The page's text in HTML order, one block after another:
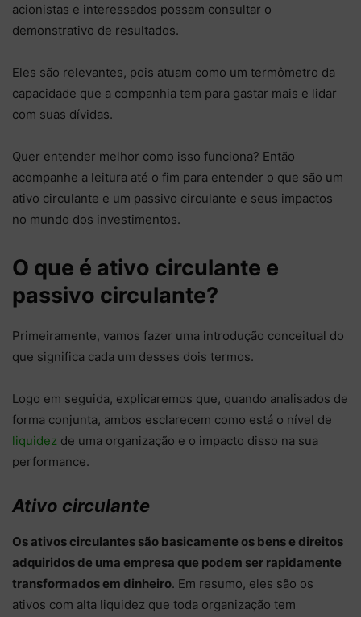
acionistas e interessados possam consultar o
demonstrativo de resultados.
Eles são relevantes, pois atuam como um termômetro da
capacidade que a companhia tem para gastar mais e lidar
com suas dívidas.
Quer entender melhor como isso funciona? Então
acompanhe a leitura até o fim para entender o que são um
ativo circulante e um passivo circulante e seus impactos
no mundo dos investimentos.
O que é ativo circulante e
passivo circulante?
Primeiramente, vamos fazer uma introdução conceitual do
que significa cada um desses dois termos.
Logo em seguida, explicaremos que, quando analisados de
forma conjunta, ambos esclarecem como está o nível de
liquidez de uma organização e o impacto disso na sua
performance.
Ativo circulante
Os ativos circulantes são basicamente os bens e direitos
adquiridos de uma empresa que podem ser rapidamente
transformados em dinheiro. Em resumo, eles são os
ativos com alta liquidez que toda organização tem